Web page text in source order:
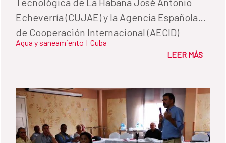
Echeverría (CUJAE) y la Agencia Española
de Cooperación Internacional (AECID)
realizaron del 2 al 6 de diciembre el I Taller
de La Habana.
Agua y saneamiento | Cuba
LEER MÁS